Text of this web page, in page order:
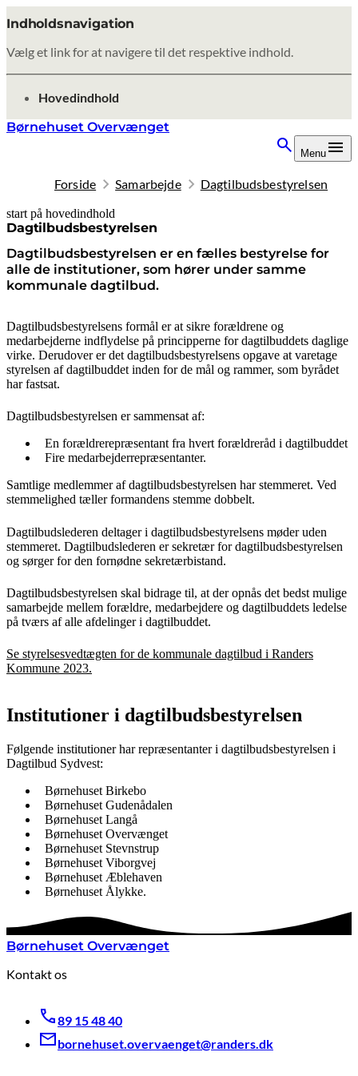
Indholdsnavigation
Vælg et link for at navigere til det respektive indhold.
gå til
Hovedindhold
Børnehuset Overvænget
Menu
Forside Samarbejde Dagtilbudsbestyrelsen
start på hovedindhold
Dagtilbudsbestyrelsen
Dagtilbudsbestyrelsen er en fælles bestyrelse for
alle de institutioner, som hører under samme
kommunale dagtilbud.
senest opdateret 8. oktober 2025
Dagtilbudsbestyrelsens formål er at sikre forældrene og
medarbejderne indflydelse på principperne for dagtilbuddets daglige
virke. Derudover er det dagtilbudsbestyrelsens opgave at varetage
styrelsen af dagtilbuddet inden for de mål og rammer, som byrådet
har fastsat.
Dagtilbudsbestyrelsen er sammensat af:
En forældrerepræsentant fra hvert forældreråd i dagtilbuddet
Fire medarbejderrepræsentanter.
Samtlige medlemmer af dagtilbudsbestyrelsen har stemmeret. Ved
stemmelighed tæller formandens stemme dobbelt.
Dagtilbudslederen deltager i dagtilbudsbestyrelsens møder uden
stemmeret. Dagtilbudslederen er sekretær for dagtilbudsbestyrelsen
og sørger for den fornødne sekretærbistand.
Dagtilbudsbestyrelsen skal bidrage til, at der opnås det bedst mulige
samarbejde mellem forældre, medarbejdere og dagtilbuddets ledelse
på tværs af alle afdelinger i dagtilbuddet.
Se styrelsesvedtægten for de kommunale dagtilbud i Randers
Kommune 2023.
Institutioner i dagtilbudsbestyrelsen
Følgende institutioner har repræsentanter i dagtilbudsbestyrelsen i
Dagtilbud Sydvest:
Børnehuset Birkebo
Børnehuset Gudenådalen
Børnehuset Langå
Børnehuset Overvænget
Børnehuset Stevnstrup
Børnehuset Viborgvej
Børnehuset Æblehaven
Børnehuset Ålykke.
Børnehuset Overvænget
Kontakt os
89 15 48 40
bornehuset.overvaenget@randers.dk